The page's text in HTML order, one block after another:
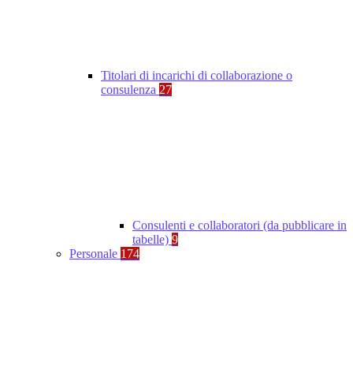
Titolari di incarichi di collaborazione o
consulenza 27
Consulenti e collaboratori (da pubblicare in
tabelle) 9
Personale 174